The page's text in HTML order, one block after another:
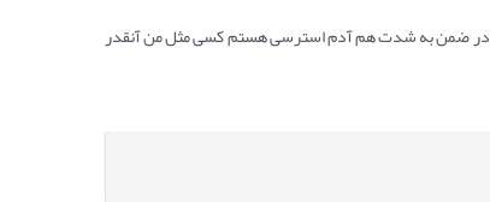
در ضمن به شدت هم آدم استرسی هستم کسی مثل من آنقدر